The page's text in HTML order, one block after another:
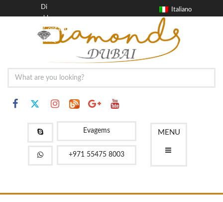
Italiano
Di
blog
Contatto
FAQ
MENU
Evagems
+971 55475 8003